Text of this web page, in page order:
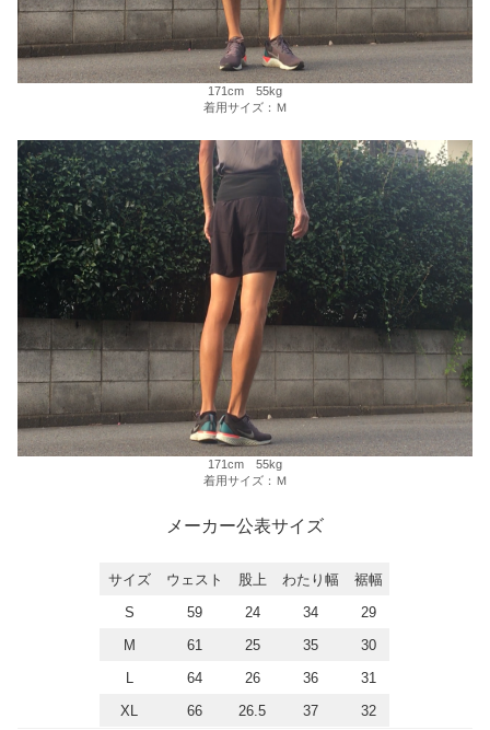
171cm 55kg
着用サイズ：Ｍ
171cm 55kg
着用サイズ：Ｍ
メーカー公表サイズ
サイズ ウェスト 股上 わたり幅
裾幅
S
59 24 34
29
M
61 25 35
30
64 26 36
31
XL
66 26.5 37 32